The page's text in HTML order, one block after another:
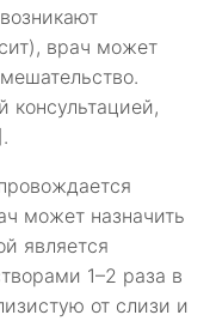
врач может
консультацией,
может назначить
является
1–2 раза в
от слизи и